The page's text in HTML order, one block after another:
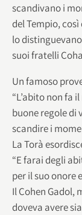
scandivano i
del Tempio,
lo
suoi fratelli
Un famoso
“L’abito non fa
buone regole di
scandire i
La Torà
“E farai degli
per il suo onore
Il Cohen Gadol,
doveva avere